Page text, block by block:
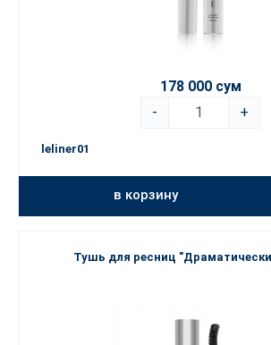
178 000 сум
-
+
leliner01
в корзину
Тушь для ресниц